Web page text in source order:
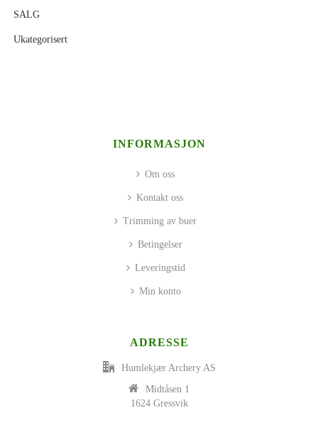
SALG
Ukategorisert
INFORMASJON
Om oss
Kontakt oss
Trimming av buer
Betingelser
Leveringstid
Min konto
ADRESSE
Humlekjær Archery AS
Midtåsen 1
1624 Gressvik